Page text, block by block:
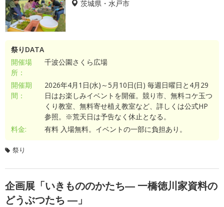
茨城県・水戸市
祭りDATA
開催場
所：
千波公園さくら広場
開催期
間：
2026年4月1日(水)～5月10日(日) 毎週日曜日と4月29
日はお楽しみイベントを開催。競り市、無料コケ玉つ
くり教室、無料寄せ植え教室など、詳しくは公式HP
参照。※荒天日は予告なく休止となる。
料金:
有料 入場無料。イベントの一部に負担あり。
祭り
企画展「いきもののかたち― 一橋徳川家資料の
どうぶつたち ―」